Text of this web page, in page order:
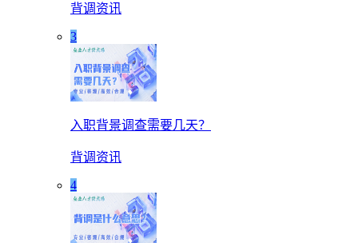
背调资讯
3
入职背景调查需要几天？
背调资讯
4